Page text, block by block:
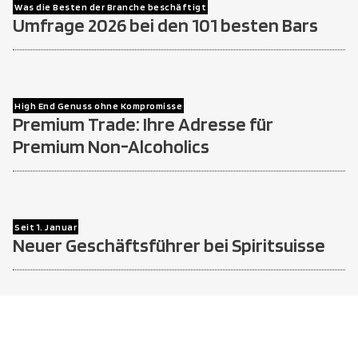
Was die Besten der Branche beschäftigt
Umfrage 2026 bei den 101 besten Bars
High End Genuss ohne Kompromisse
Premium Trade: Ihre Adresse für
Premium Non-Alcoholics
Seit 1. Januar
Neuer Geschäftsführer bei Spiritsuisse